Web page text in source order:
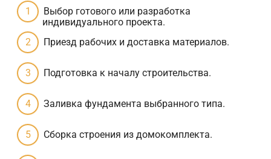
Выбор готового или разработка
индивидуального проекта.
Приезд рабочих и доставка материалов.
Подготовка к началу строительства.
Заливка фундамента выбранного типа.
Сборка строения из домокомплекта.